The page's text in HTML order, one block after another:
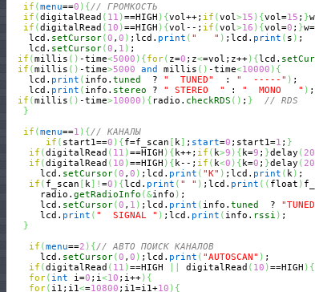
if (menu==0 ) {// ГРОМКОСТЬ
if (digitalRead ( 11 )==HIGH ) {vol++; if (vol>15 ) {vol=15 ; }
if (digitalRead ( 10 )==HIGH ) {vol--; if (vol>16 ) {vol=0 ; }w=
    lcd.
setCursor(0 , 0 ) ;lcd. print ( "   " ) ;lcd. print ( s ) ;
    lcd.
setCursor(0 , 1 ) ;
if (millis ( ) -time<5000 ) {for( z=0 ;z<=vol;z++) {lcd.
if (millis ( ) -time>5000 and millis ( ) -time<10000 ) {
    lcd.
print ( info. tuned
  ?
"  TUNED"
  :
"  -----" ) ;
    lcd.
print ( info. stereo ? " STEREO  " : "  MONO   " ) ;
if (millis ( ) -time>10000 ) { radio. checkRDS ( ) ; }
// RDS
}
if (menu==1 ) {// КАНАЛЫ
if ( start1==0 ) {f=f_scan [ k] ; start=0 ;start1=1 ; }
if (digitalRead ( 11 )==HIGH ) { k++; if ( k>9 ) { k=9 ; }delay (
if (digitalRead ( 10 )==HIGH ) { k--; if ( k<0 ) { k=0 ; }delay (
      lcd.
setCursor(0 , 0 ) ;lcd. print ( "K" ) ;lcd. print ( k) ;
if ( f_scan [ k] ! =0 ) {lcd. print ( " " ) ;lcd. print ( ( float )
      radio.
getRadioInfo (&info ) ;
      lcd.
setCursor(0 , 1 ) ;lcd. print ( info. tuned
  ?
      lcd.
print ( "  SIGNAL " ) ;lcd. print ( info. rssi ) ;
}
if (menu==2 ) {// АВТО ПОИСК КАНАЛОВ
      lcd.
setCursor(0 , 0 ) ;lcd. print ( "AUTOSCAN" ) ;
if (digitalRead ( 11 )==HIGH digitalRead ( 10 )==HIGH ) {
for( int i=0 ;i<10 ;i++) {
for( i1;i1<=10800 ;i1=i1+10 ) {